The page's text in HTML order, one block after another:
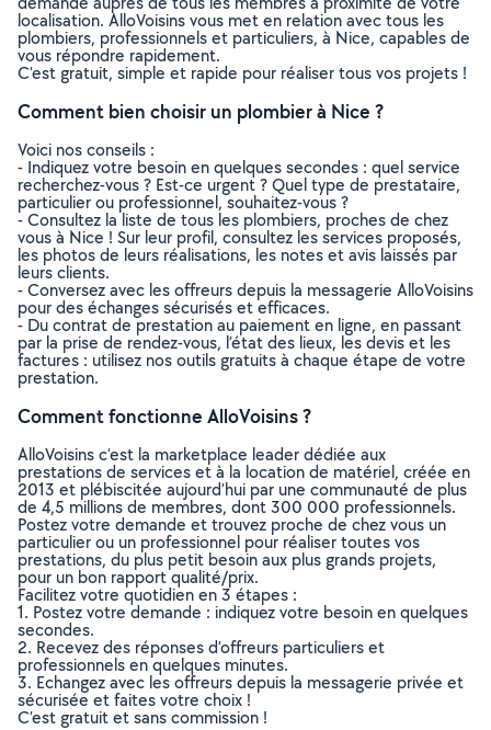
localisation. AlloVoisins vous met en relation avec tous les
plombiers, professionnels et particuliers, à Nice, capables de
vous répondre rapidement.
C’est gratuit, simple et rapide pour réaliser tous vos projets !
Comment bien choisir un plombier à Nice ?
Voici nos conseils :
- Indiquez votre besoin en quelques secondes : quel service
recherchez-vous ? Est-ce urgent ? Quel type de prestataire,
particulier ou professionnel, souhaitez-vous ?
- Consultez la liste de tous les plombiers, proches de chez
vous à Nice ! Sur leur profil, consultez les services proposés,
les photos de leurs réalisations, les notes et avis laissés par
leurs clients.
- Conversez avec les offreurs depuis la messagerie AlloVoisins
pour des échanges sécurisés et efficaces.
- Du contrat de prestation au paiement en ligne, en passant
par la prise de rendez-vous, l’état des lieux, les devis et les
factures : utilisez nos outils gratuits à chaque étape de votre
prestation.
Comment fonctionne AlloVoisins ?
AlloVoisins c’est la marketplace leader dédiée aux
prestations de services et à la location de matériel, créée en
2013 et plébiscitée aujourd’hui par une communauté de plus
de 4,5 millions de membres, dont 300 000 professionnels.
Postez votre demande et trouvez proche de chez vous un
particulier ou un professionnel pour réaliser toutes vos
prestations, du plus petit besoin aux plus grands projets,
pour un bon rapport qualité/prix.
Facilitez votre quotidien en 3 étapes :
1. Postez votre demande : indiquez votre besoin en quelques
secondes.
2. Recevez des réponses d’offreurs particuliers et
professionnels en quelques minutes.
3. Echangez avec les offreurs depuis la messagerie privée et
sécurisée et faites votre choix !
C’est gratuit et sans commission !